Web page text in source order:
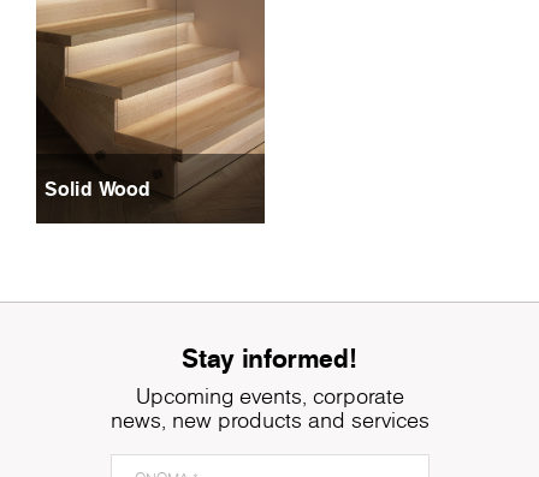
Solid Wood
Stay informed!
Upcoming events, corporate
news, new products and services